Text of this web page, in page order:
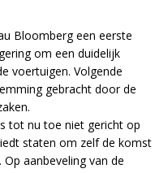
Bloomberg een eerste
om een duidelijk
voertuigen. Volgende
gebracht door de
tot nu toe niet gericht op
staten om zelf de komst
aanbeveling van de